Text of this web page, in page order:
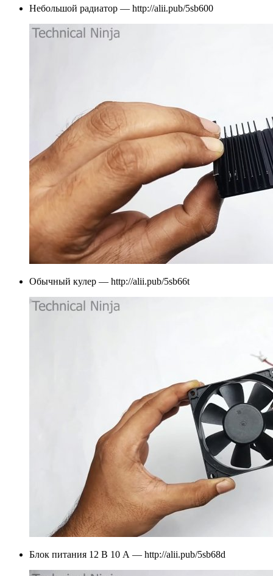
Небольшой радиатор — http://alii.pub/5sb600
Обычный кулер — http://alii.pub/5sb66t
Блок питания 12 В 10 А — http://alii.pub/5sb68d